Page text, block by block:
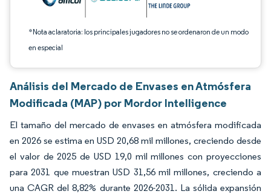
*Nota aclaratoria: los principales jugadores no se ordenaron de un modo
en especial
Análisis del Mercado de Envases en Atmósfera
Modificada (MAP) por Mordor Intelligence
El tamaño del mercado de envases en atmósfera modificada
en 2026 se estima en USD 20,68 mil millones, creciendo desde
el valor de 2025 de USD 19,0 mil millones con proyecciones
para 2031 que muestran USD 31,56 mil millones, creciendo a
una CAGR del 8,82% durante 2026-2031. La sólida expansión